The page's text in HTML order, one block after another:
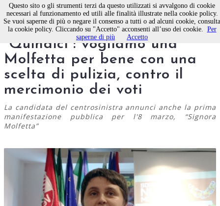
Paola Natalicchio a
“Quindici”: vogliamo una
Molfetta per bene con una
scelta di pulizia, contro il
mercimonio dei voti
La candidata del centrosinistra annunci anche la prima
manifestazione pubblica per l'8 marzo, “Signora
Molfetta”
Questo sito o gli strumenti terzi da questo utilizzati si avvalgono di cookie
necessari al funzionamento ed utili alle finalità illustrate nella cookie policy.
Se vuoi saperne di più o negare il consenso a tutti o ad alcuni cookie, consulta
la cookie policy. Cliccando su "Accetto" acconsenti all’uso dei cookie. Per
saperne di più
Accetto